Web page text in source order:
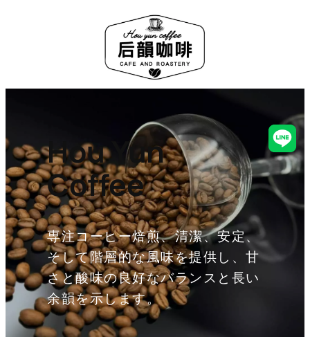
Hou Yun
Coffee
専注コーヒー焙煎、清潔、安定、
そして階層的な風味を提供し、甘
さと酸味の良好なバランスと長い
余韻を示します。
Line